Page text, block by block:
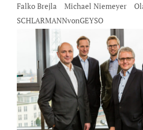
Falko Brejla
Michael Niemeyer
SCHLARMANNvonGEYSO